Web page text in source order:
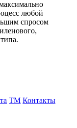
любой
спросом
TM Контакты